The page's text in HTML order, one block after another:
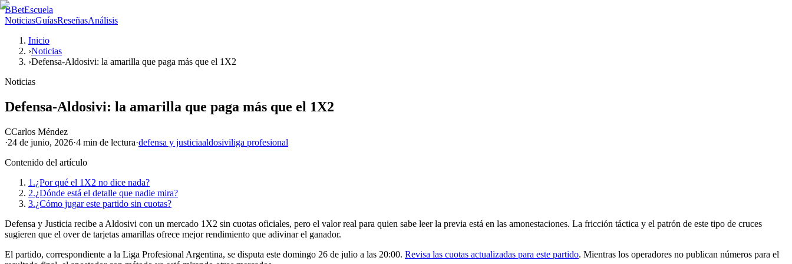
BBetEscuela
NoticiasGuíasReseñasAnálisis
Inicio
›Noticias
›Defensa-Aldosivi: la amarilla que paga más que el 1X2
Noticias
Defensa-Aldosivi: la amarilla que paga más que el 1X2
CCarlos Méndez
·24 de junio, 2026·4 min de lectura·defensa y justiciaaldosiviliga profesional
Contenido del artículo
1.¿Por qué el 1X2 no dice nada?
2.¿Dónde está el detalle que nadie mira?
3.¿Cómo jugar este partido sin cuotas?
Defensa y Justicia recibe a Aldosivi con un mercado 1X2 sin cuotas oficiales, pero el valor real para quien sabe leer la previa está en las amonestaciones. La fricción táctica y el patrón de este tipo de cruces
sugieren que el over de tarjetas amarillas ofrece mejor rendimiento que adivinar el ganador.
El partido, correspondiente a la Liga Profesional Argentina, se disputa este domingo 26 de julio a las 20:00. Revisa las cuotas actualizadas para este partido. Mientras los operadores no publican números para el